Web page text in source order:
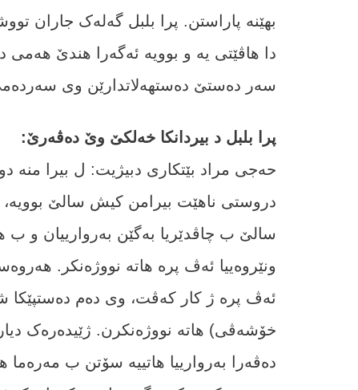
بھێنە پاراستن. پرا بلبل گەلەک جاران
دا ھاڤێتی یە و بوویە ئەگەرا ھندێ
سەر دەستێ دەستھەلاتدارێن وی
پرا بلبل د بیردانکا خەلکێ وێ دەڤەرێ:
حەجی مراد بێتکاری دبیژیت: ل بیرا منە
دروستی ناھێت بیرامن کیش سالێ بوویە،
سالێ ب چاڤدێریا بەگێن بەروارییان و ب
ئەڤ پرە ژ کار کەڤت، وی دەم دەستپێکا
خۆشەڤی) ھاتە نووژەنکرن. ژێیدەرەک
دەڤەرا بەروارییا ھاتییە سۆتن ب